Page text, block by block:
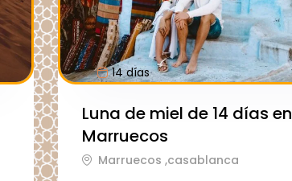
14 días
Luna de miel de 14 días en
Marruecos
Marruecos ,casablanca